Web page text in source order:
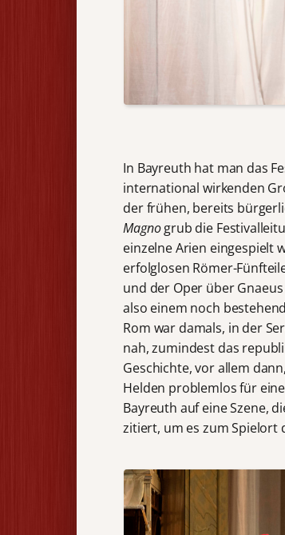
In Bayreuth hat man das
international wirkenden
der frühen, bereits
Magnogrub die
einzelne Arien eingespielt
erfolglosen Römer-
und der Oper über
also einem noch
Rom war damals, in der
nah, zumindest das
Geschichte, vor allem
Helden problemlos für
Bayreuth auf eine Szene,
zitiert, um es zum Spielort